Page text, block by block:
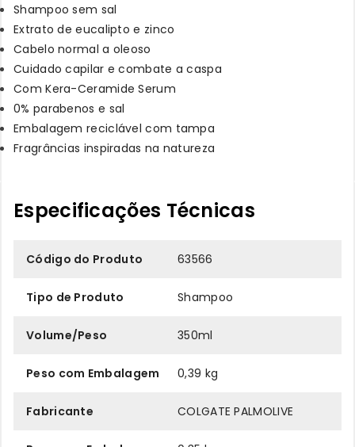
Shampoo sem sal
Extrato de eucalipto e zinco
Cabelo normal a oleoso
Cuidado capilar e combate a caspa
Com Kera-Ceramide Serum
0% parabenos e sal
Embalagem reciclável com tampa
Fragrâncias inspiradas na natureza
Especificações Técnicas
Código do Produto 63566
Tipo de Produto Shampoo
Volume/Peso 350ml
Peso com Embalagem 0,39 kg
Fabricante COLGATE PALMOLIVE